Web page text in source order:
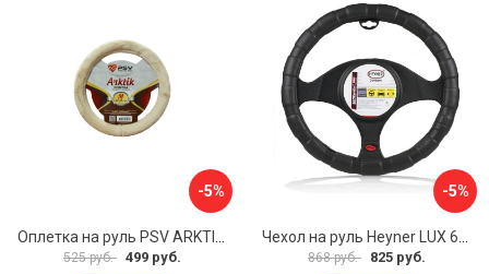
-5%
525 руб. 499 руб.
-5%
868 руб. 825 руб.